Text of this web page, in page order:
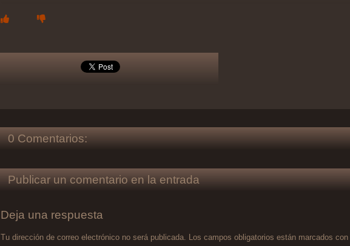
0 Comentarios:
Publicar un comentario en la entrada
Deja una respuesta
Tu dirección de correo electrónico no será publicada. Los campos obligatorios están marcados con